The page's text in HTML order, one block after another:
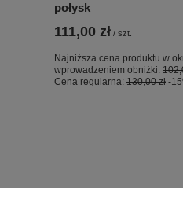
połysk
111,00 zł / szt.
Najniższa cena produktu w
wprowadzeniem obniżki:
Cena regularna: 130,00 zł -